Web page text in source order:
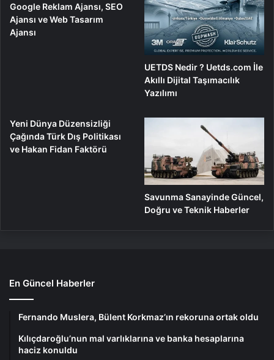
Google Reklam Ajansı, SEO
Ajansı ve Web Tasarım
Ajansı
UETDS Nedir ? Uetds.com İle
Akıllı Dijital Taşımacılık
Yazılımı
Yeni Dünya Düzensizliği
Çağında Türk Dış Politikası
ve Hakan Fidan Faktörü
Savunma Sanayinde Güncel,
Doğru ve Teknik Haberler
En Güncel Haberler
Fernando Muslera, Bülent Korkmaz’ın rekoruna ortak oldu
Kılıçdaroğlu’nun mal varlıklarına ve banka hesaplarına
haciz konuldu